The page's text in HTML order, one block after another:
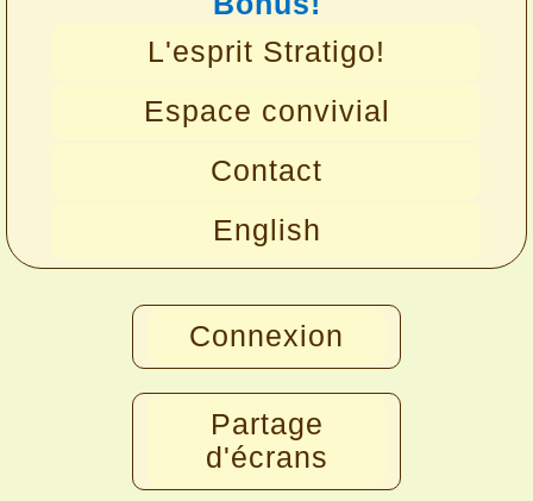
L'esprit Stratigo!
Espace convivial
Contact
English
Connexion
Partage
d'écrans